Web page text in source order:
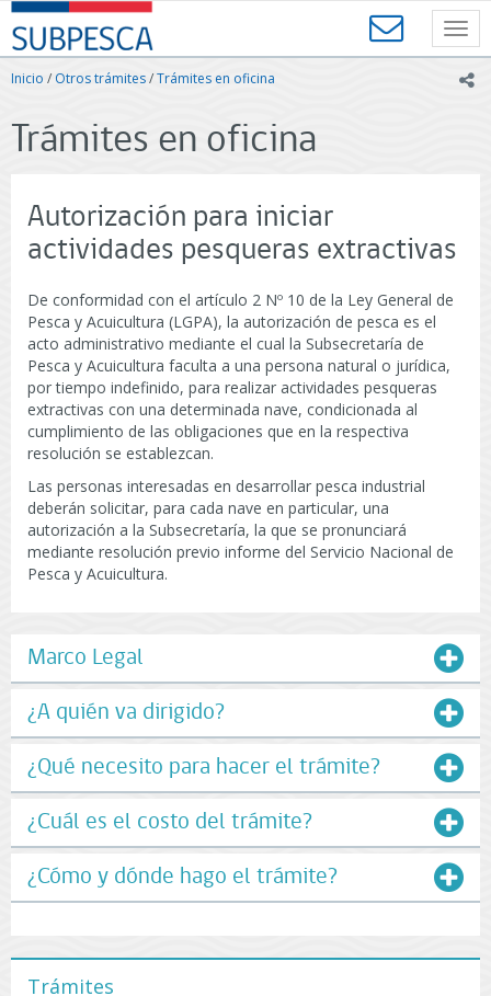
Contenido
principal
SUBPESCA
-
Subsecretaría
y
Acuicultura
Gobierno
de
Chile
Inicio / Otros trámites/Trámites en oficina
Trámites en oficina
Autorización para iniciar
actividades pesqueras extractivas
De conformidad con el artículo 2 Nº 10 de la Ley General de
Pesca y Acuicultura (LGPA), la autorización de pesca es el
acto administrativo mediante el cual la Subsecretaría de
Pesca y Acuicultura faculta a una persona natural o jurídica,
por tiempo indefinido, para realizar actividades pesqueras
extractivas con una determinada nave, condicionada al
cumplimiento de las obligaciones que en la respectiva
resolución se establezcan.
Las personas interesadas en desarrollar pesca industrial
deberán solicitar, para cada nave en particular, una
autorización a la Subsecretaría, la que se pronunciará
mediante resolución previo informe del Servicio Nacional de
Pesca y Acuicultura.
Marco Legal
¿A quién va dirigido?
¿Qué necesito para hacer el trámite?
¿Cuál es el costo del trámite?
¿Cómo y dónde hago el trámite?
Trámites